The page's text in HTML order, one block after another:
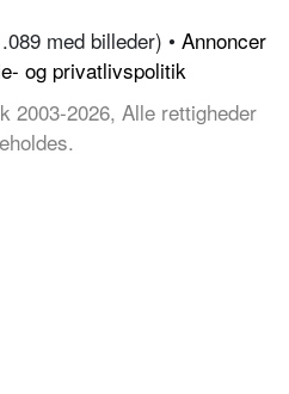
med billeder) • Annoncer
og privatlivspolitik
2003-2026, Alle rettigheder